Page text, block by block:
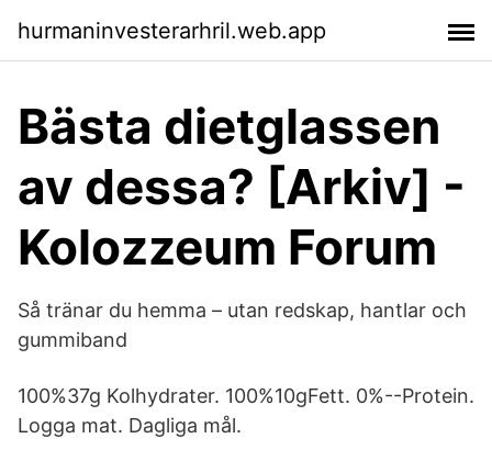
hurmaninvesterarhril.web.app
Bästa dietglassen
av dessa? [Arkiv] -
Kolozzeum Forum
Så tränar du hemma – utan redskap, hantlar och
gummiband
100%37g Kolhydrater. 100%10gFett. 0%--Protein.
Logga mat. Dagliga mål.